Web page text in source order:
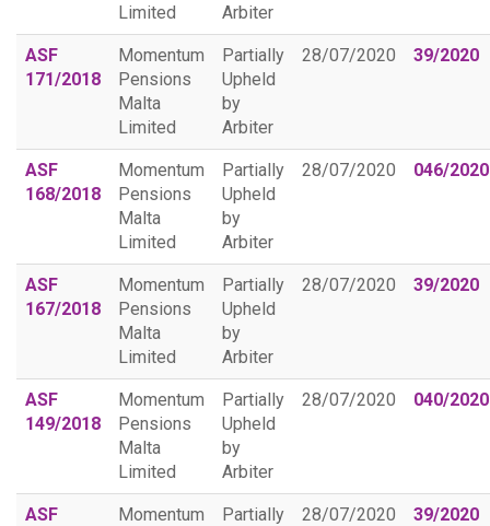
Limited
Arbiter
ASF
171/2018
Momentum
Pensions
Malta
Limited
Partially
Upheld
by
Arbiter
28/07/2020 39/2020
ASF
168/2018
Momentum
Pensions
Malta
Limited
Partially
Upheld
by
Arbiter
28/07/2020 046/2020
ASF
167/2018
Momentum
Pensions
Malta
Limited
Partially
Upheld
by
Arbiter
28/07/2020 39/2020
ASF
149/2018
Momentum
Pensions
Malta
Limited
Partially
Upheld
by
Arbiter
28/07/2020 040/2020
ASF
Momentum
Partially
28/07/2020 39/2020